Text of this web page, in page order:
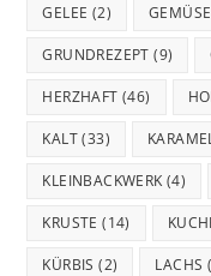
GELEE (2)
GRUNDREZEPT (9)
HERZHAFT (46)
KALT(33)
KLEINBACKWERK (4)
KRUSTE (14)
KÜRBIS (2) LACHS